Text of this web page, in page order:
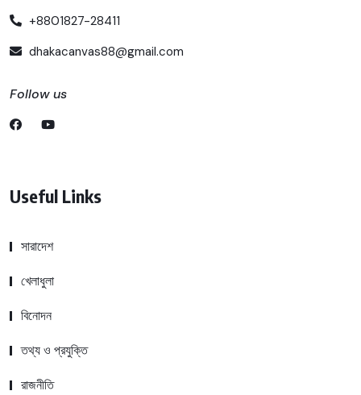
+8801827-28411
dhakacanvas88@gmail.com
Follow us
Useful Links
সারাদেশ
খেলাধুলা
বিনোদন
তথ্য ও প্রযুক্তি
রাজনীতি